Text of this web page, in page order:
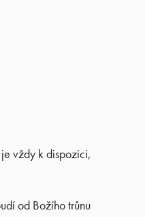
vždy k dispozici,
od Božího trůnu